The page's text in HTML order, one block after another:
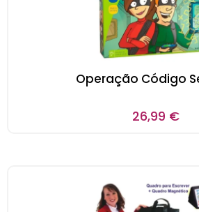
Operação Código
26,99 €